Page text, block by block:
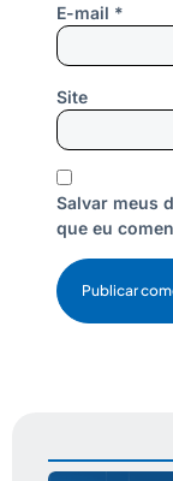
E-mail *
Site
Salvar meus
que eu